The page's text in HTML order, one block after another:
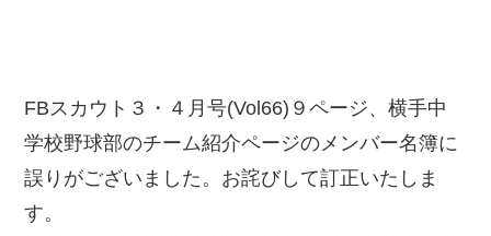
FBスカウト３・４月号(Vol66)９ページ、横手中
学校野球部のチーム紹介ページのメンバー名簿に
誤りがございました。お詫びして訂正いたしま
す。